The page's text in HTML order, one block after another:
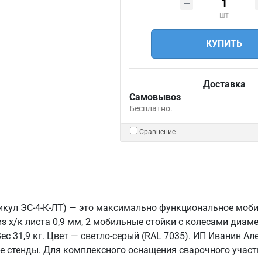
шт
КУПИТЬ
Доставка
Самовывоз
Бесплатно.
Сравнение
ЭС-4-К-ЛТ) — это максимально функциональное
х/к листа 0,9 мм, 2 мобильные стойки с колесами
кг. Цвет — светло-серый (RAL 7035). ИП Иванин
Для комплексного оснащения сварочного